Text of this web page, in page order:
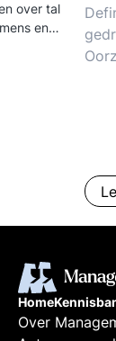
over tal
en
Home
Over